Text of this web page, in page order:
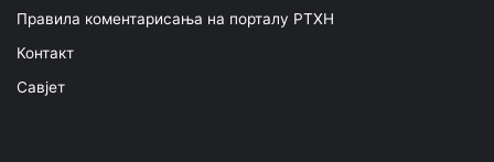
Правила коментарисања на порталу РТХН
Контакт
Савјет